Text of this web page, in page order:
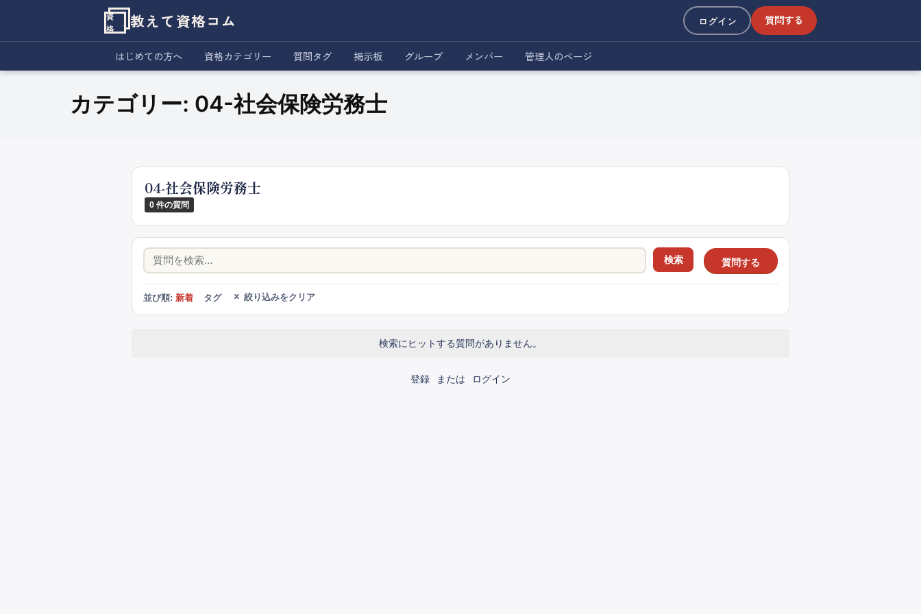
資
格
教えて資格コム ログイン 質問する
はじめての方へ 資格カテゴリー 質問タグ 掲示板 グループ メンバー 管理人のページ
カテゴリー: 04-社会保険労務士
04-社会保険労務士
0 件の質問
質問する
検索
並び順: 新着 タグ 絞り込みをクリア
検索にヒットする質問がありません。
登録 または ログイン